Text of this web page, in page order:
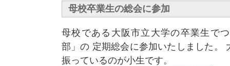
母校卒業生の総会に参加
母校である大阪市立大学の卒業生で
部」の 定期総会に参加いたしました。
振っているのが小生です。